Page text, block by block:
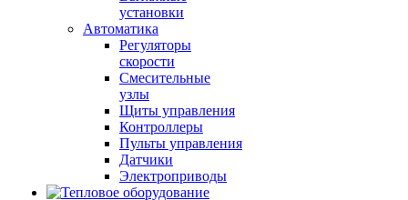
установки
Автоматика
Регуляторы
скорости
Смесительные
узлы
Щиты управления
Контроллеры
Пульты управления
Датчики
Электроприводы